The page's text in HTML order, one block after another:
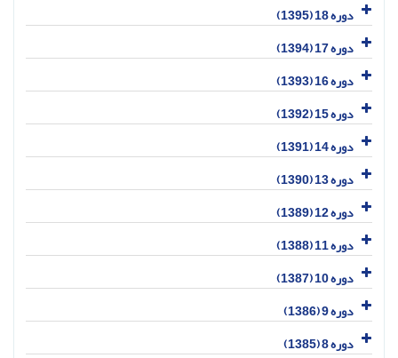
دوره 18 (1395)
دوره 17 (1394)
دوره 16 (1393)
دوره 15 (1392)
دوره 14 (1391)
دوره 13 (1390)
دوره 12 (1389)
دوره 11 (1388)
دوره 10 (1387)
دوره 9 (1386)
دوره 8 (1385)